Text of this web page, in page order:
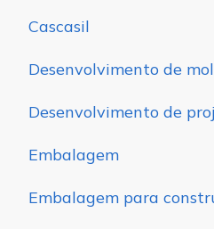
Cascasil
Desenvolvimento de
Desenvolvimento de
Embalagem
Embalagem para